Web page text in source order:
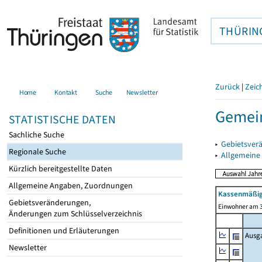
Home Kontakt Suche Newsletter
STATISTISCHE DATEN
Sachliche Suche
Regionale Suche
Kürzlich bereitgestellte Daten
Allgemeine Angaben, Zuordnungen
Gebietsveränderungen,
Änderungen zum Schlüsselverzeichnis
Definitionen und Erläuterungen
Newsletter
Zurück |
▸
▸
Einwohner am